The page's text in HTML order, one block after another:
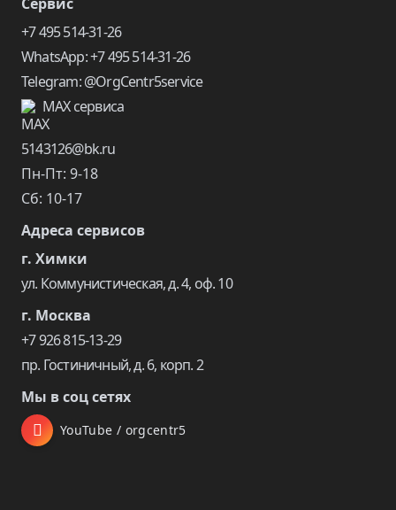
+7 495 514-31-26
WhatsApp: +7 495 514-31-26
Telegram: @OrgCentr5service
MAX сервиса
5143126@bk.ru
Пн-Пт: 9-18
Сб: 10-17
Адреса сервисов
г. Химки
ул. Коммунистическая, д. 4, оф. 10
г. Москва
+7 926 815-13-29
пр. Гостиничный, д. 6, корп. 2
Мы в соц сетях
YouTube / orgcentr5